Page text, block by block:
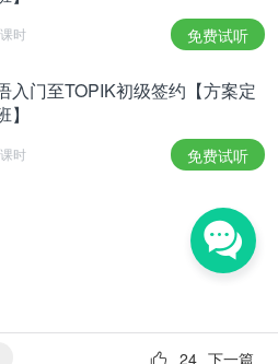
时 免费试听
入门至TOPIK初级签约【方案定
】
时 免费试听
下一篇
24